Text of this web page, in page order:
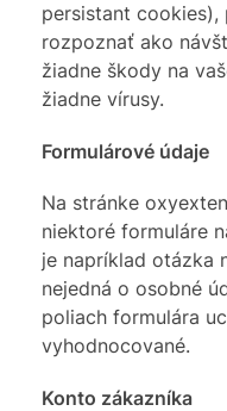
persistant
rozpoznať ako
žiadne škody na
žiadne vírusy.
Formulárové údaje
Na stránke
niektoré formuláre
je napríklad otázka
nejedná o osobné
poliach formulára
vyhodnocované.
Konto zákazníka